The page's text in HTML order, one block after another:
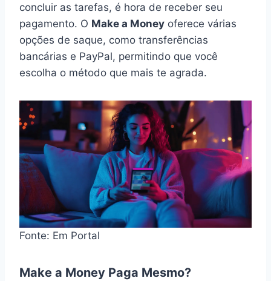
concluir as tarefas, é hora de receber seu
pagamento. O Make a Money oferece várias
opções de saque, como transferências
bancárias e PayPal, permitindo que você
escolha o método que mais te agrada.
Fonte: Em Portal
Make a Money Paga Mesmo?